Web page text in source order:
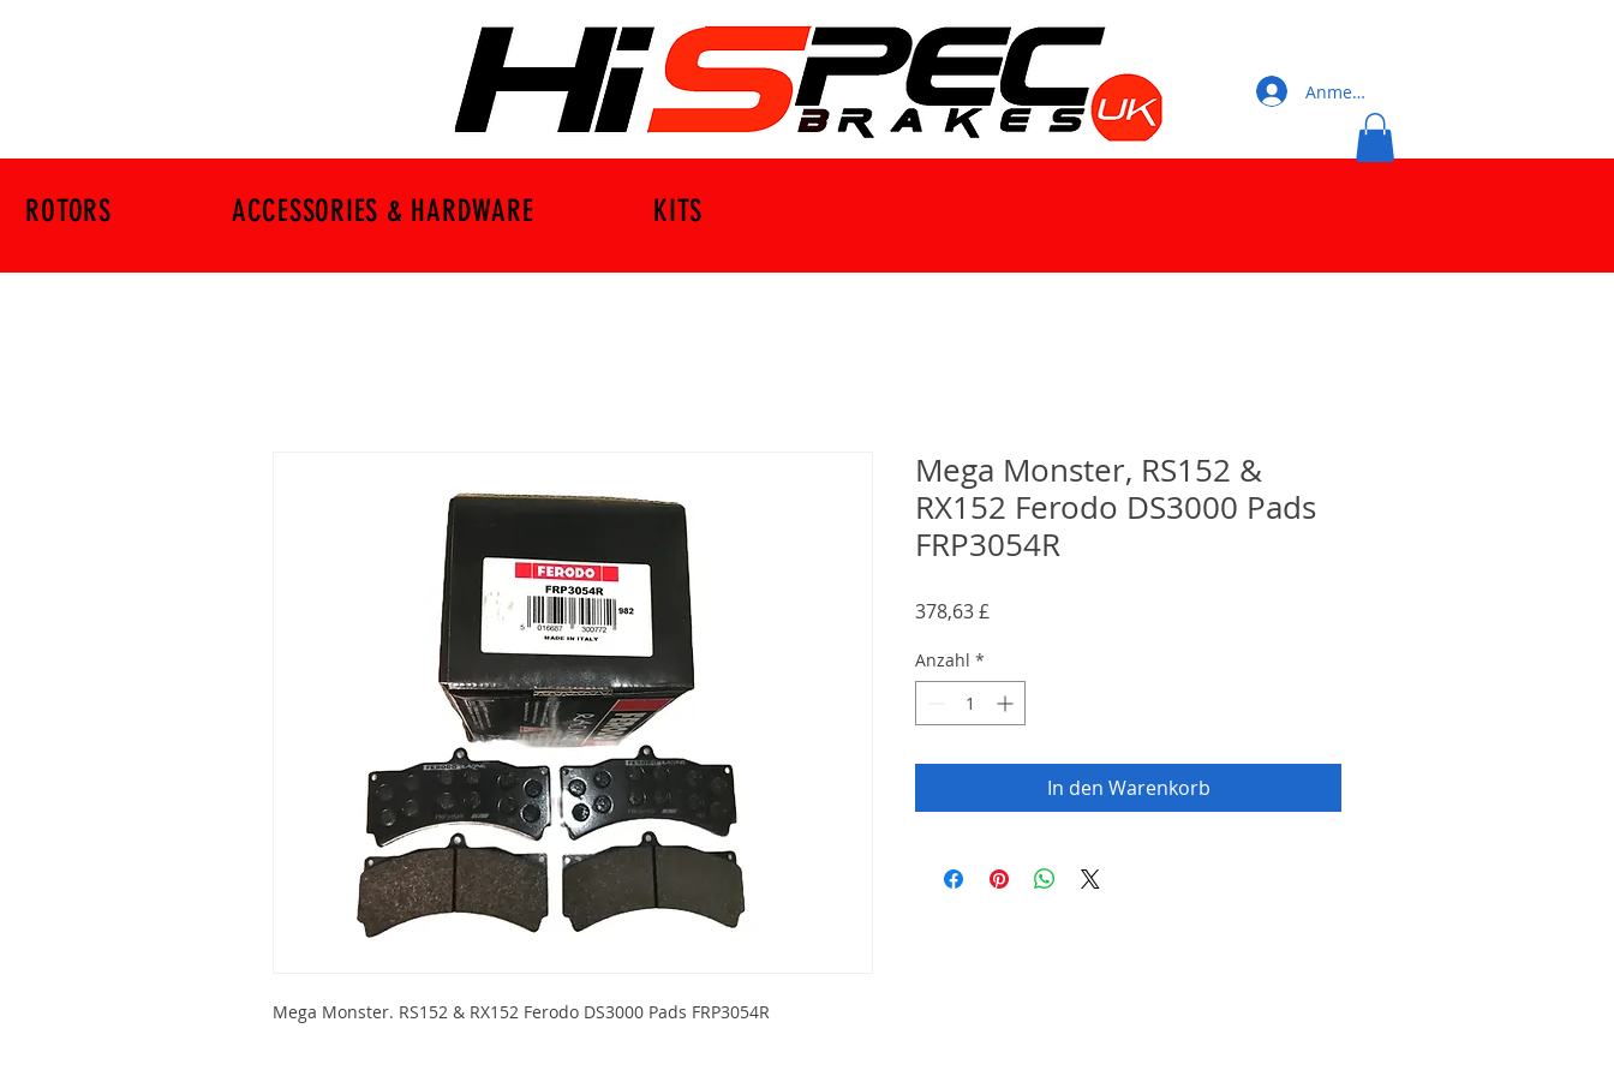
Anmelden
ROTORS ACCESSORIES & HARDWARE KITS
Mega Monster. RS152 & RX152 Ferodo DS3000 Pads FRP3054R
Mega Monster, RS152 &
RX152 Ferodo DS3000 Pads
FRP3054R
378,63 £
Anzahl *
In den Warenkorb